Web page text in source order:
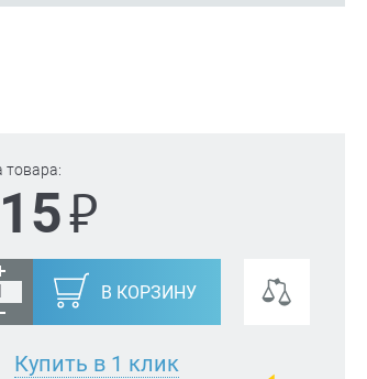
товара:
₽
В КОРЗИНУ
Купить в 1 клик